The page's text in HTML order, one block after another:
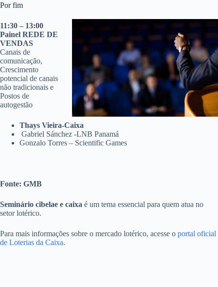
Por fim
11:30 – 13:00
Painel REDE DE
VENDAS
Canais de
comunicação,
Crescimento
potencial de canais
não tradicionais e
Postos de
autogestão
Thays Vieira-Caixa
Gabriel Sánchez -LNB Panamá
Gonzalo Torres – Scientific Games
Fonte: GMB
Seminário cibelae e caixa é um tema essencial para quem atua no
setor lotérico.
Para mais informações sobre o mercado lotérico, acesse o portal oficial
de Loterias da Caixa.